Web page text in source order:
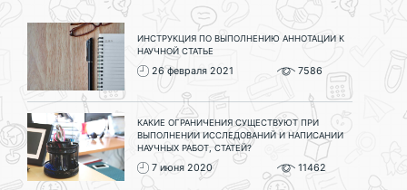
ИНСТРУКЦИЯ ПО ВЫПОЛНЕНИЮ АННОТАЦИИ К
НАУЧНОЙ СТАТЬЕ
26 февраля 2021 7586
КАКИЕ ОГРАНИЧЕНИЯ СУЩЕСТВУЮТ ПРИ
ВЫПОЛНЕНИИ ИССЛЕДОВАНИЙ И НАПИСАНИИ
НАУЧНЫХ РАБОТ, СТАТЕЙ?
7 июня 2020 11462